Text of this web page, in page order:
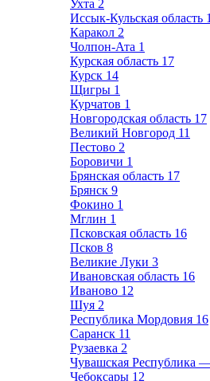
Ухта 2
Иссык-Кульская область
Каракол 2
Чолпон-Ата 1
Курская область 17
Курск 14
Щигры 1
Курчатов 1
Новгородская область 17
Великий Новгород 11
Пестово 2
Боровичи 1
Брянская область 17
Брянск 9
Фокино 1
Мглин 1
Псковская область 16
Псков 8
Великие Луки 3
Ивановская область 16
Иваново 12
Шуя 2
Республика Мордовия 16
Саранск 11
Рузаевка 2
Чувашская Республика
Чебоксары 12